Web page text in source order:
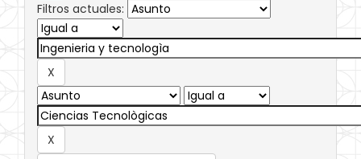
Filtros actuales: